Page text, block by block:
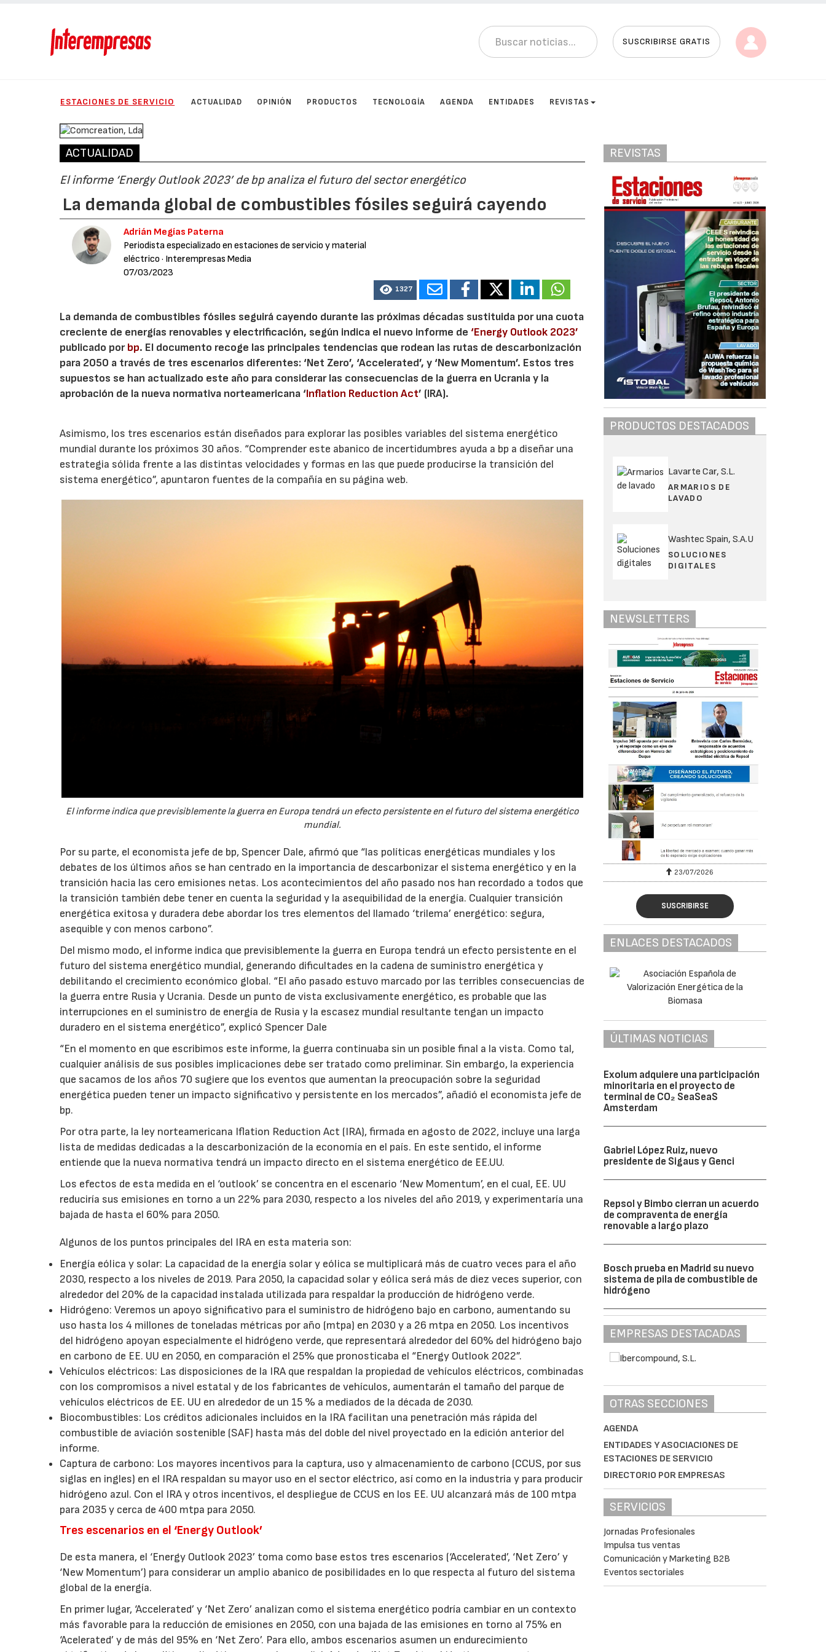
SUSCRIBIRSE GRATIS
ESTACIONES DE SERVICIO ACTUALIDAD OPINIÓN PRODUCTOS TECNOLOGÍA AGENDA ENTIDADES REVISTAS
ACTUALIDAD
El informe ‘Energy Outlook 2023’ de bp analiza el futuro del sector energético
La demanda global de combustibles fósiles seguirá cayendo
Adrián Megías Paterna
Periodista especializado en estaciones de servicio y material
eléctrico · Interempresas Media
07/03/2023
1327
La demanda de combustibles fósiles seguirá cayendo durante las próximas décadas sustituida por una cuota
creciente de energías renovables y electrificación, según indica el nuevo informe de ‘Energy Outlook 2023’
publicado porbp. El documento recoge las principales tendencias que rodean las rutas de descarbonización
para 2050 a través de tres escenarios diferentes: ‘Net Zero’, ‘Accelerated’, y ‘New Momentum’. Estos tres
supuestos se han actualizado este año para considerar las consecuencias de la guerra en Ucrania y la
aprobación de la nueva normativa norteamericana ‘Inflation Reduction Act’ (IRA).
Asimismo, los tres escenarios están diseñados para explorar las posibles variables del sistema energético
mundial durante los próximos 30 años. “Comprender este abanico de incertidumbres ayuda a bp a diseñar una
estrategia sólida frente a las distintas velocidades y formas en las que puede producirse la transición del
sistema energético”, apuntaron fuentes de la compañía en su página web.
El informe indica que previsiblemente la guerra en Europa tendrá un efecto persistente en el futuro del sistema energético
mundial.
Por su parte, el economista jefe de bp, Spencer Dale, afirmó que “las políticas energéticas mundiales y los
debates de los últimos años se han centrado en la importancia de descarbonizar el sistema energético y en la
transición hacia las cero emisiones netas. Los acontecimientos del año pasado nos han recordado a todos que
la transición también debe tener en cuenta la seguridad y la asequibilidad de la energía. Cualquier transición
energética exitosa y duradera debe abordar los tres elementos del llamado ‘trilema’ energético: segura,
asequible y con menos carbono”.
Del mismo modo, el informe indica que previsiblemente la guerra en Europa tendrá un efecto persistente en el
futuro del sistema energético mundial, generando dificultades en la cadena de suministro energética y
debilitando el crecimiento económico global. “El año pasado estuvo marcado por las terribles consecuencias de
la guerra entre Rusia y Ucrania. Desde un punto de vista exclusivamente energético, es probable que las
interrupciones en el suministro de energía de Rusia y la escasez mundial resultante tengan un impacto
duradero en el sistema energético”, explicó Spencer Dale
“En el momento en que escribimos este informe, la guerra continuaba sin un posible final a la vista. Como tal,
cualquier análisis de sus posibles implicaciones debe ser tratado como preliminar. Sin embargo, la experiencia
que sacamos de los años 70 sugiere que los eventos que aumentan la preocupación sobre la seguridad
energética pueden tener un impacto significativo y persistente en los mercados”, añadió el economista jefe de
bp.
Por otra parte, la ley norteamericana Iflation Reduction Act (IRA), firmada en agosto de 2022, incluye una larga
lista de medidas dedicadas a la descarbonización de la economía en el país. En este sentido, el informe
entiende que la nueva normativa tendrá un impacto directo en el sistema energético de EE.UU.
Los efectos de esta medida en el ‘outlook’ se concentra en el escenario ‘New Momentum’, en el cual, EE. UU
reduciría sus emisiones en torno a un 22% para 2030, respecto a los niveles del año 2019, y experimentaría una
bajada de hasta el 60% para 2050.
Algunos de los puntos principales del IRA en esta materia son:
Energía eólica y solar: La capacidad de la energía solar y eólica se multiplicará más de cuatro veces para el año
2030, respecto a los niveles de 2019. Para 2050, la capacidad solar y eólica será más de diez veces superior, con
alrededor del 20% de la capacidad instalada utilizada para respaldar la producción de hidrógeno verde.
Hidrógeno: Veremos un apoyo significativo para el suministro de hidrógeno bajo en carbono, aumentando su
uso hasta los 4 millones de toneladas métricas por año (mtpa) en 2030 y a 26 mtpa en 2050. Los incentivos
del hidrógeno apoyan especialmente el hidrógeno verde, que representará alrededor del 60% del hidrógeno bajo
en carbono de EE. UU en 2050, en comparación el 25% que pronosticaba el “Energy Outlook 2022”.
Vehículos eléctricos: Las disposiciones de la IRA que respaldan la propiedad de vehículos eléctricos, combinadas
con los compromisos a nivel estatal y de los fabricantes de vehículos, aumentarán el tamaño del parque de
vehículos eléctricos de EE. UU en alrededor de un 15 % a mediados de la década de 2030.
Biocombustibles: Los créditos adicionales incluidos en la IRA facilitan una penetración más rápida del
combustible de aviación sostenible (SAF) hasta más del doble del nivel proyectado en la edición anterior del
informe.
Captura de carbono: Los mayores incentivos para la captura, uso y almacenamiento de carbono (CCUS, por sus
siglas en ingles) en el IRA respaldan su mayor uso en el sector eléctrico, así como en la industria y para producir
hidrógeno azul. Con el IRA y otros incentivos, el despliegue de CCUS en los EE. UU alcanzará más de 100 mtpa
para 2035 y cerca de 400 mtpa para 2050.
Tres escenarios en el ‘Energy Outlook’
De esta manera, el ‘Energy Outlook 2023’ toma como base estos tres escenarios (‘Accelerated’, ‘Net Zero’ y
‘New Momentum’) para considerar un amplio abanico de posibilidades en lo que respecta al futuro del sistema
global de la energía.
En primer lugar, ‘Accelerated’ y ‘Net Zero’ analizan como el sistema energético podría cambiar en un contexto
más favorable para la reducción de emisiones en 2050, con una bajada de las emisiones en torno al 75% en
‘Acelerated’ y de más del 95% en ‘Net Zero’. Para ello, ambos escenarios asumen un endurecimiento
REVISTAS
PRODUCTOS DESTACADOS
Lavarte Car, S.L.
ARMARIOS DE
LAVADO
Washtec Spain, S.A.U
SOLUCIONES
DIGITALES
NEWSLETTERS
23/07/2026 30/07/2026 23/07/2026
SUSCRIBIRSE
ENLACES DESTACADOS
ÚLTIMAS NOTICIAS
Exolum adquiere una participación
minoritaria en el proyecto de
terminal de CO₂ SeaSeaS
Amsterdam
Gabriel López Ruiz, nuevo
presidente de Sigaus y Genci
Repsol y Bimbo cierran un acuerdo
de compraventa de energía
renovable a largo plazo
Bosch prueba en Madrid su nuevo
sistema de pila de combustible de
hidrógeno
EMPRESAS DESTACADAS
OTRAS SECCIONES
AGENDA
ENTIDADES Y ASOCIACIONES DE
ESTACIONES DE SERVICIO
DIRECTORIO POR EMPRESAS
SERVICIOS
Jornadas Profesionales
Impulsa tus ventas
Comunicación y Marketing B2B
Eventos sectoriales